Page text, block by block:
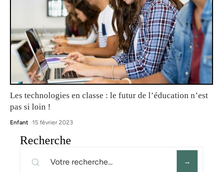
Les technologies en classe : le futur de l’éducation n’est
pas si loin !
Enfant 15 février 2023
Recherche